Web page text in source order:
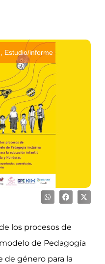
Estudio/informe
los procesos de
de Pedagogía
de género para la